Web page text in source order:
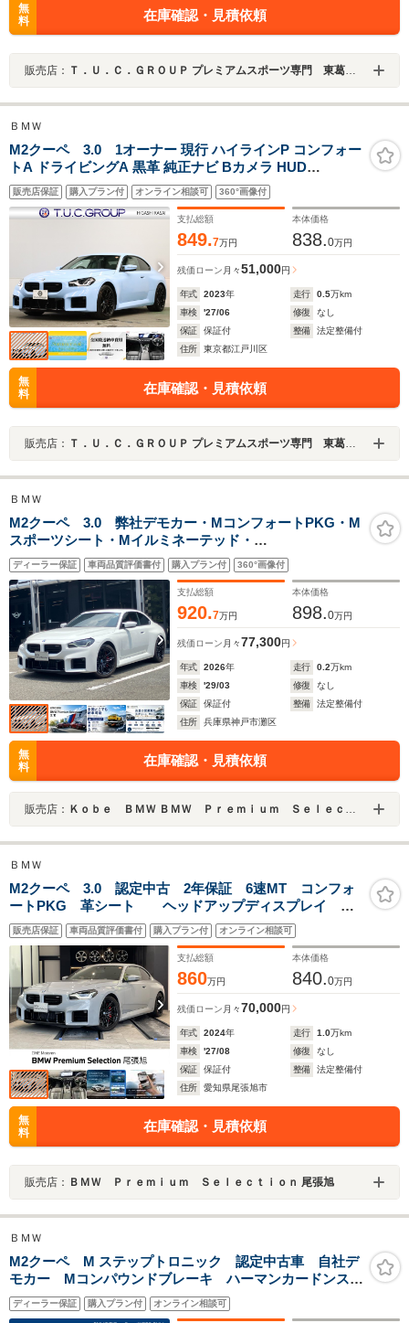
無
料
在庫確認・見積依頼
販売店： Ｔ．Ｕ．Ｃ．ＧＲＯＵＰ プレミアムスポーツ専門 東葛西／（株）バーディット
ＢＭＷ
M2クーペ 3.0 1オーナー 現行 ハイラインP コンフォー
トA ドライビングA 黒革 純正ナビ Bカメラ HUD
harman/kardon Carplay Mサスペンション Mスポーツエ
キゾースト Mレッドキャリパー Mエアロ&19/20インチ
AW 2年保証
販売店保証 購入プラン付 オンライン相談可 360°画像付
支払総額
849.7万円
本体価格
838.0万円
残価ローン 月々51,000円
年式 2023年 走行 0.5万km
車検
'27/06 修復
なし
保証
保証付 整備
法定整備付
住所
東京都江戸川区
無
料
在庫確認・見積依頼
販売店： Ｔ．Ｕ．Ｃ．ＧＲＯＵＰ プレミアムスポーツ専門 東葛西／（株）バーディット
ＢＭＷ
M2クーペ 3.0 弊社デモカー・MコンフォートPKG・M
スポーツシート・Mイルミネーテッド・
harman/kardon・ステアリングヒーター・シートヒータ
ー・AppleCarPlay・Bカメラ・前後PDC・ETC・禁煙車
ディーラー保証 車両品質評価書付 購入プラン付 360°画像付
支払総額
920.7万円
本体価格
898.0万円
残価ローン 月々77,300円
年式 2026年 走行 0.2万km
車検
'29/03 修復
なし
保証
保証付 整備
法定整備付
住所
兵庫県神戸市灘区
無
料
在庫確認・見積依頼
販売店： Ｋｏｂｅ ＢＭＷ ＢＭＷ Ｐｒｅｍｉｕｍ Ｓｅｌｅｃｔｉｏｎ 三宮
ＢＭＷ
M2クーペ 3.0 認定中古 2年保証 6速MT コンフォ
ートPKG 革シート ヘッドアップディスプレイ シ
ートヒーター ステアリングヒーター
harman/kardon サンプロテクション・ガラス
販売店保証 車両品質評価書付 購入プラン付 オンライン相談可
支払総額
860万円
本体価格
840.0万円
残価ローン 月々70,000円
年式 2024年 走行 1.0万km
車検
'27/08 修復
なし
保証
保証付 整備
法定整備付
住所
愛知県尾張旭市
無
料
在庫確認・見積依頼
販売店： ＢＭＷ Ｐｒｅｍｉｕｍ Ｓｅｌｅｃｔｉｏｎ 尾張旭
ＢＭＷ
M2クーペ M ステップトロニック 認定中古車 自社デ
モカー Mコンパウンドブレーキ ハーマンカードンスピ
ーカー 電動シート シートヒーター リアプライバシ
ーガラス
ディーラー保証 購入プラン付 オンライン相談可